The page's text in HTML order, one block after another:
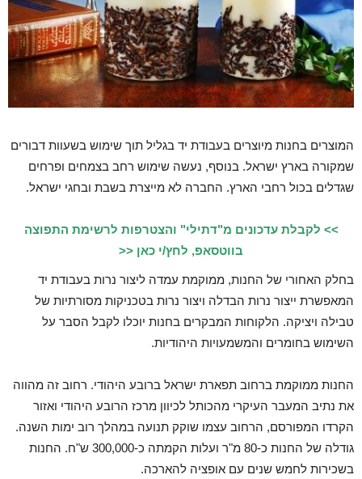
המוצרים בחנות מיוצרים בעבודת יד בגליל תוך שימוש בשעוות דבורים
שמקורה בארץ ישראל. בנוסף, נעשה שימוש רחב בצמחים ופרחים
שגדלים בכול רחבי הארץ. החברה לא מייצרת בשבת ובחגי ישראל.
>> לקבלת עדכונים מ"דתילי" והצטרפות לרשימת התפוצה
בווטסאפ, לחץ/י כאן <<
בחלק האחורי של החנות, ממוקמת עמדה ליצור נרות בעבודת יד
המאפשרת ייצור נרות הבדלה ויצור נרות בטכניקות מסורתיות של
טבילה ויציקה. הלקוחות המבקרים בחנות יוכלו לקבל הסבר על
השימוש בחומרים והמשמעויות היהודיות.
החנות ממוקמת ברחוב תפארת ישראל ברובע היהודי. רחוב זה מהווה
את נתיב המעבר העיקרי מהכותל לכיוון מרכז הרובע היהודי ואזור
הקרדו המפורסם, הרחוב עצמו שוקק תנועה במהלך רוב ימות השנה.
גודלה של החנות כ-80 מ"ר ועלות הקמתה כ-300,000 ש"ח. החנות
בשכירות לחמש שנים עם אופציה להארכה.